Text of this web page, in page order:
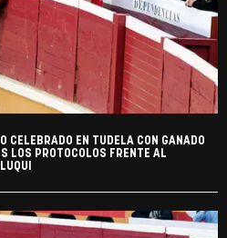
CELEBRADO EN TUDELA CON GANADO
LOS PROTOCOLOS FRENTE AL